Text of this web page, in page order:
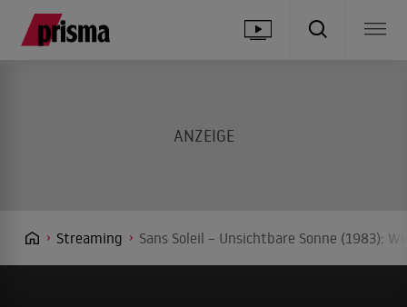
Streaming Sans Soleil – Unsichtbare Sonne (1983):